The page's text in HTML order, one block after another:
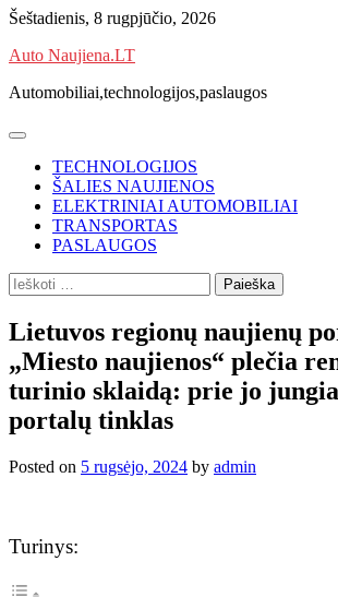
Skip
content
Šeštadienis, 8 rugpjūčio, 2026
Auto Naujiena.LT
Automobiliai,technologijos,paslaugos
TECHNOLOGIJOS
ŠALIES NAUJIENOS
ELEKTRINIAI AUTOMOBILIAI
TRANSPORTAS
PASLAUGOS
Ieškoti:
Lietuvos regionų naujienų
„Miesto naujienos“ plečia
turinio sklaidą: prie jo
portalų tinklas
Posted on 5 rugsėjo, 2024 by admin
Turinys: